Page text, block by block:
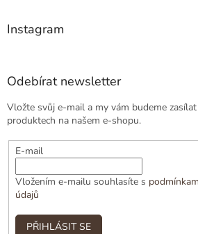
Instagram
Odebírat newsletter
Vložte svůj e-mail a my vám budeme
produktech na našem e-shopu.
E-mail
Vložením e-mailu souhlasíte s
údajů
PŘIHLÁSIT SE